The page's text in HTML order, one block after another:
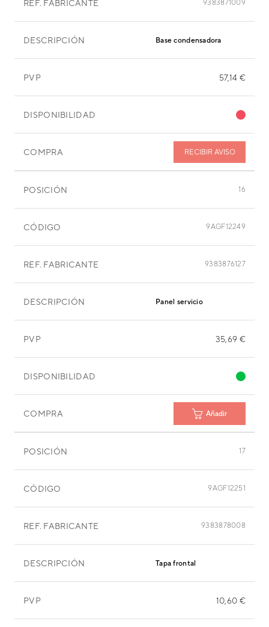
REF. FABRICANTE 9383871009
DESCRIPCIÓN Base condensadora
PVP 57,14 €
DISPONIBILIDAD
COMPRA RECIBIR AVISO
POSICIÓN 16
CÓDIGO 9AGF12249
REF. FABRICANTE 9383876127
DESCRIPCIÓN Panel servicio
PVP 35,69 €
DISPONIBILIDAD
COMPRA Añadir
POSICIÓN 17
CÓDIGO 9AGF12251
REF. FABRICANTE 9383878008
DESCRIPCIÓN Tapa frontal
PVP 10,60 €